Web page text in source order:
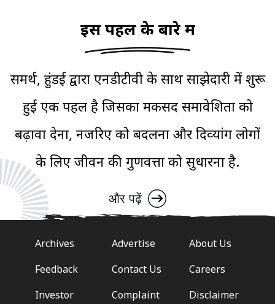
इस पहल के बारे में
समर्थ, हुंडई द्वारा एनडीटीवी के साथ साझेदारी में शुरू
हुई एक पहल है जिसका मकसद समावेशिता को
बढ़ावा देना, नजरिए को बदलना और दिव्‍यांग लोगों
के लिए जीवन की गुणवत्ता को सुधारना है.
और पढ़ें
Archives Advertise
About Us
Feedback
Contact Us
Careers
Investor
Complaint
Disclaimer